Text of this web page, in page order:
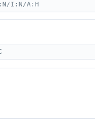
I:N/A:H